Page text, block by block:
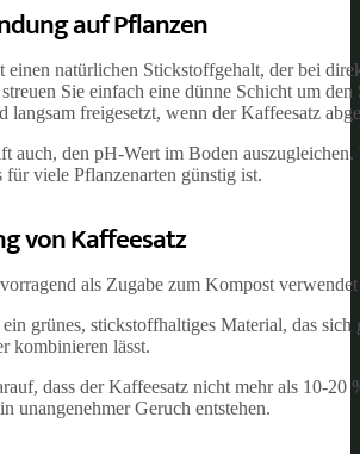
auf Pflanzen
einen natürlichen Stickstoffgehalt, der bei
Sie einfach eine dünne Schicht um
langsam freigesetzt, wenn der Kaffeesatz
auch, den pH-Wert im Boden
für viele Pflanzenarten günstig ist.
von Kaffeesatz
als Zugabe zum Kompost
grünes, stickstoffhaltiges Material, das
kombinieren lässt.
dass der Kaffeesatz nicht mehr als 10-
unangenehmer Geruch entstehen.